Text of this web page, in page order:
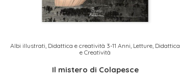
Albi illustrati, Didattica e creatività 3-11 Anni, Letture, Didattica
e Creatività
Il mistero di Colapesce